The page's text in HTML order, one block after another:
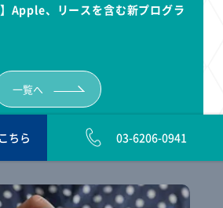
】Apple、リースを含む新プログラ
一覧へ
こちら 03-6206-0941